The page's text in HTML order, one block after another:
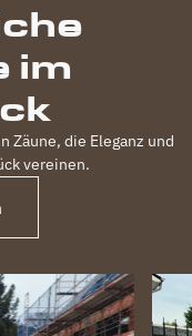
im
Zäune, die Eleganz und
vereinen.